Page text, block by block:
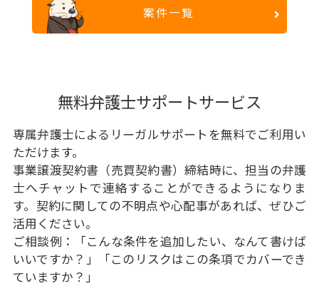
案件一覧
無料弁護士サポートサービス
専属弁護士によるリーガルサポートを無料でご利用い
ただけます。
事業譲渡契約書（売買契約書）締結時に、担当の弁護
士へチャットで連絡することができるようになりま
す。契約に関しての不明点や心配事があれば、ぜひご
活用ください。
ご相談例：「こんな条件を追加したい、なんて書けば
いいですか？」「このリスクはこの条項でカバーでき
ていますか？」